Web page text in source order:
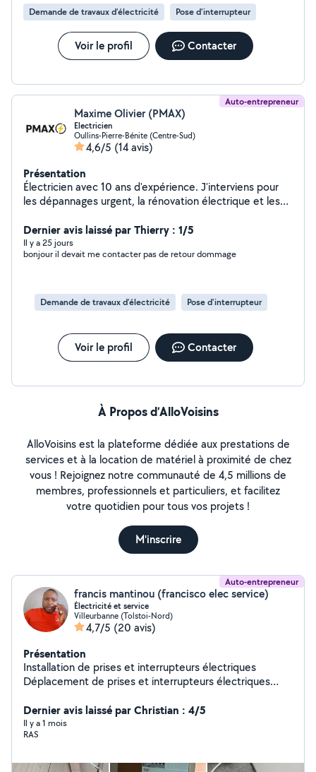
Installation tout type de rideaux Pose d'étagères,
cadres, tringles, lustres , suspensions, luminaires
Réparations diverses (poignées de porte, petits
appareils)
Demande de travaux d’électricité Pose d'interrupteur
Voir le profil Contacter
Auto-entrepreneur
Maxime Olivier (PMAX)
Electricien
Oullins-Pierre-Bénite (Centre-Sud)
4,6/5 (14 avis)
Présentation
Électricien avec 10 ans d'expérience. J'interviens pour
les dépannages urgent, la rénovation électrique et les
Dépannages, Rénovation, mise aux normes, installation.
Intervention sur Lyon et ses alentours. Travail sérieux,
soigné et conforme aux normes. Conseils clairs et
Dernier avis laissé par Thierry : 1/5
Il y a 25 jours
bonjour il devait me contacter pas de retour dommage
Demande de travaux d’électricité Pose d'interrupteur
Voir le profil Contacter
À Propos d’AlloVoisins
AlloVoisins est la plateforme dédiée aux prestations de
services et à la location de matériel à proximité de chez
vous ! Rejoignez notre communauté de 4,5 millions de
membres, professionnels et particuliers, et facilitez
votre quotidien pour tous vos projets !
M'inscrire
Auto-entrepreneur
francis mantinou (francisco elec service)
Électricité et service
Villeurbanne (Tolstoi-Nord)
4,7/5 (20 avis)
Présentation
Installation de prises et interrupteurs électriques
Déplacement de prises et interrupteurs électriques
Installation des radiateurs Installation des bornes
électriques, Installation complète des appartements
Dernier avis laissé par Christian : 4/5
Il y a 1 mois
RAS